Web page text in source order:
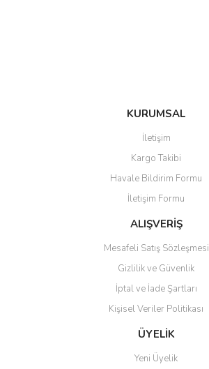
Gönder
KURUMSAL
İletişim
Kargo Takibi
Havale Bildirim Formu
İletişim Formu
ALIŞVERİŞ
Mesafeli Satış Sözleşmesi
Gizlilik ve Güvenlik
İptal ve İade Şartları
Kişisel Veriler Politikası
ÜYELİK
Yeni Üyelik